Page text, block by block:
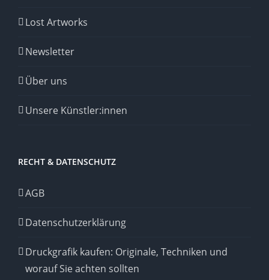
Lost Artworks
Newsletter
Über uns
Unsere Künstler:innen
RECHT & DATENSCHUTZ
AGB
Datenschutzerklärung
Druckgrafik kaufen: Originale, Techniken und
worauf Sie achten sollten